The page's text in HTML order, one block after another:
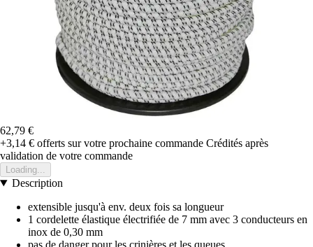
62,79 €
+3,14 € offerts sur votre prochaine commande Crédités après
validation de votre commande
Loading...
Description
extensible jusqu'à env. deux fois sa longueur
1 cordelette élastique électrifiée de 7 mm avec 3 conducteurs en
inox de 0,30 mm
pas de danger pour les crinières et les queues